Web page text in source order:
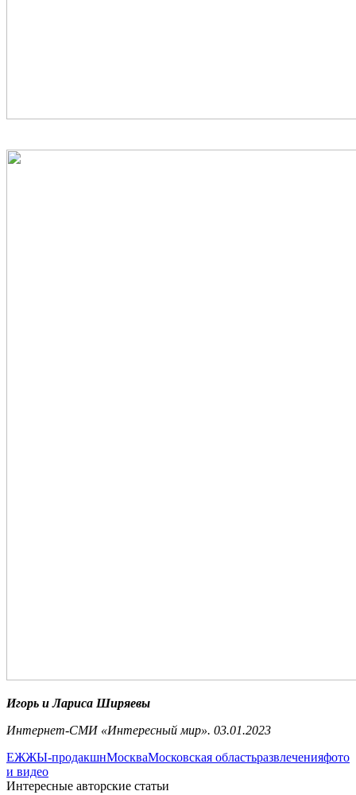
Игорь и Лариса Ширяевы
Интернет-СМИ «Интересный мир». 03.01.2023
ЕЖЖЫ-продакшнМоскваМосковская областьразвлеченияфото
и видео
Интересные авторские статьи